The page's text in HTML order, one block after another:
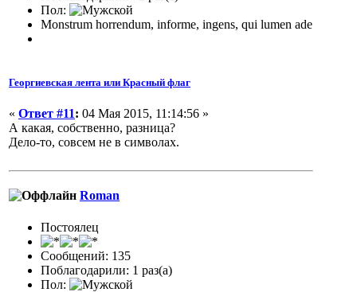
Пол:
Monstrum horrendum, informe, ingens, qui lumen ade
Георгиевская лента или Красный флаг
« Ответ #11: 04 Мая 2015, 11:14:56 »
А какая, собственно, разница?
Дело-то, совсем не в символах.
Roman
Постоялец
Сообщений: 135
Поблагодарили: 1 раз(а)
Пол: